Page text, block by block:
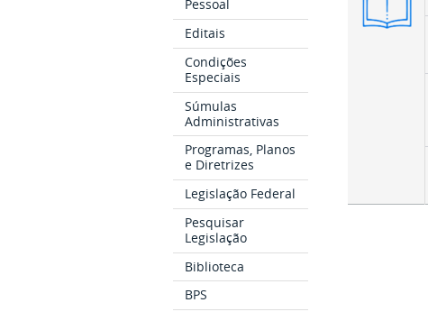
Pessoal
Editais
Condições
Especiais
Súmulas
Administrativas
Programas, Planos
e Diretrizes
Legislação Federal
Pesquisar
Legislação
Biblioteca
BPS
Resumida